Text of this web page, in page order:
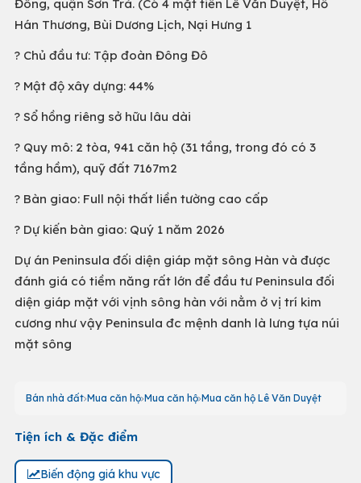
Đông, quận Sơn Trà. (Có 4 mặt tiền Lê Văn Duyệt, Hồ
Hán Thương, Bùi Dương Lịch, Nại Hưng 1
? Chủ đầu tư: Tập đoàn Đông Đô
? Mật độ xây dựng: 44%
? Sổ hồng riêng sở hữu lâu dài
? Quy mô: 2 tòa, 941 căn hộ (31 tầng, trong đó có 3
tầng hầm), quỹ đất 7167m2
? Bàn giao: Full nội thất liền tường cao cấp
? Dự kiến bàn giao: Quý 1 năm 2026
Dự án Peninsula đối diện giáp mặt sông Hàn và được
đánh giá có tiềm năng rất lớn để đầu tư Peninsula đối
diện giáp mặt với vịnh sông hàn với nằm ở vị trí kim
cương như vậy Peninsula đc mệnh danh là lưng tựa núi
mặt sông
Bán nhà đất Mua căn hộ Mua căn hộ Mua căn hộ Lê Văn Duyệt
Tiện ích & Đặc điểm
Biến động giá khu vực